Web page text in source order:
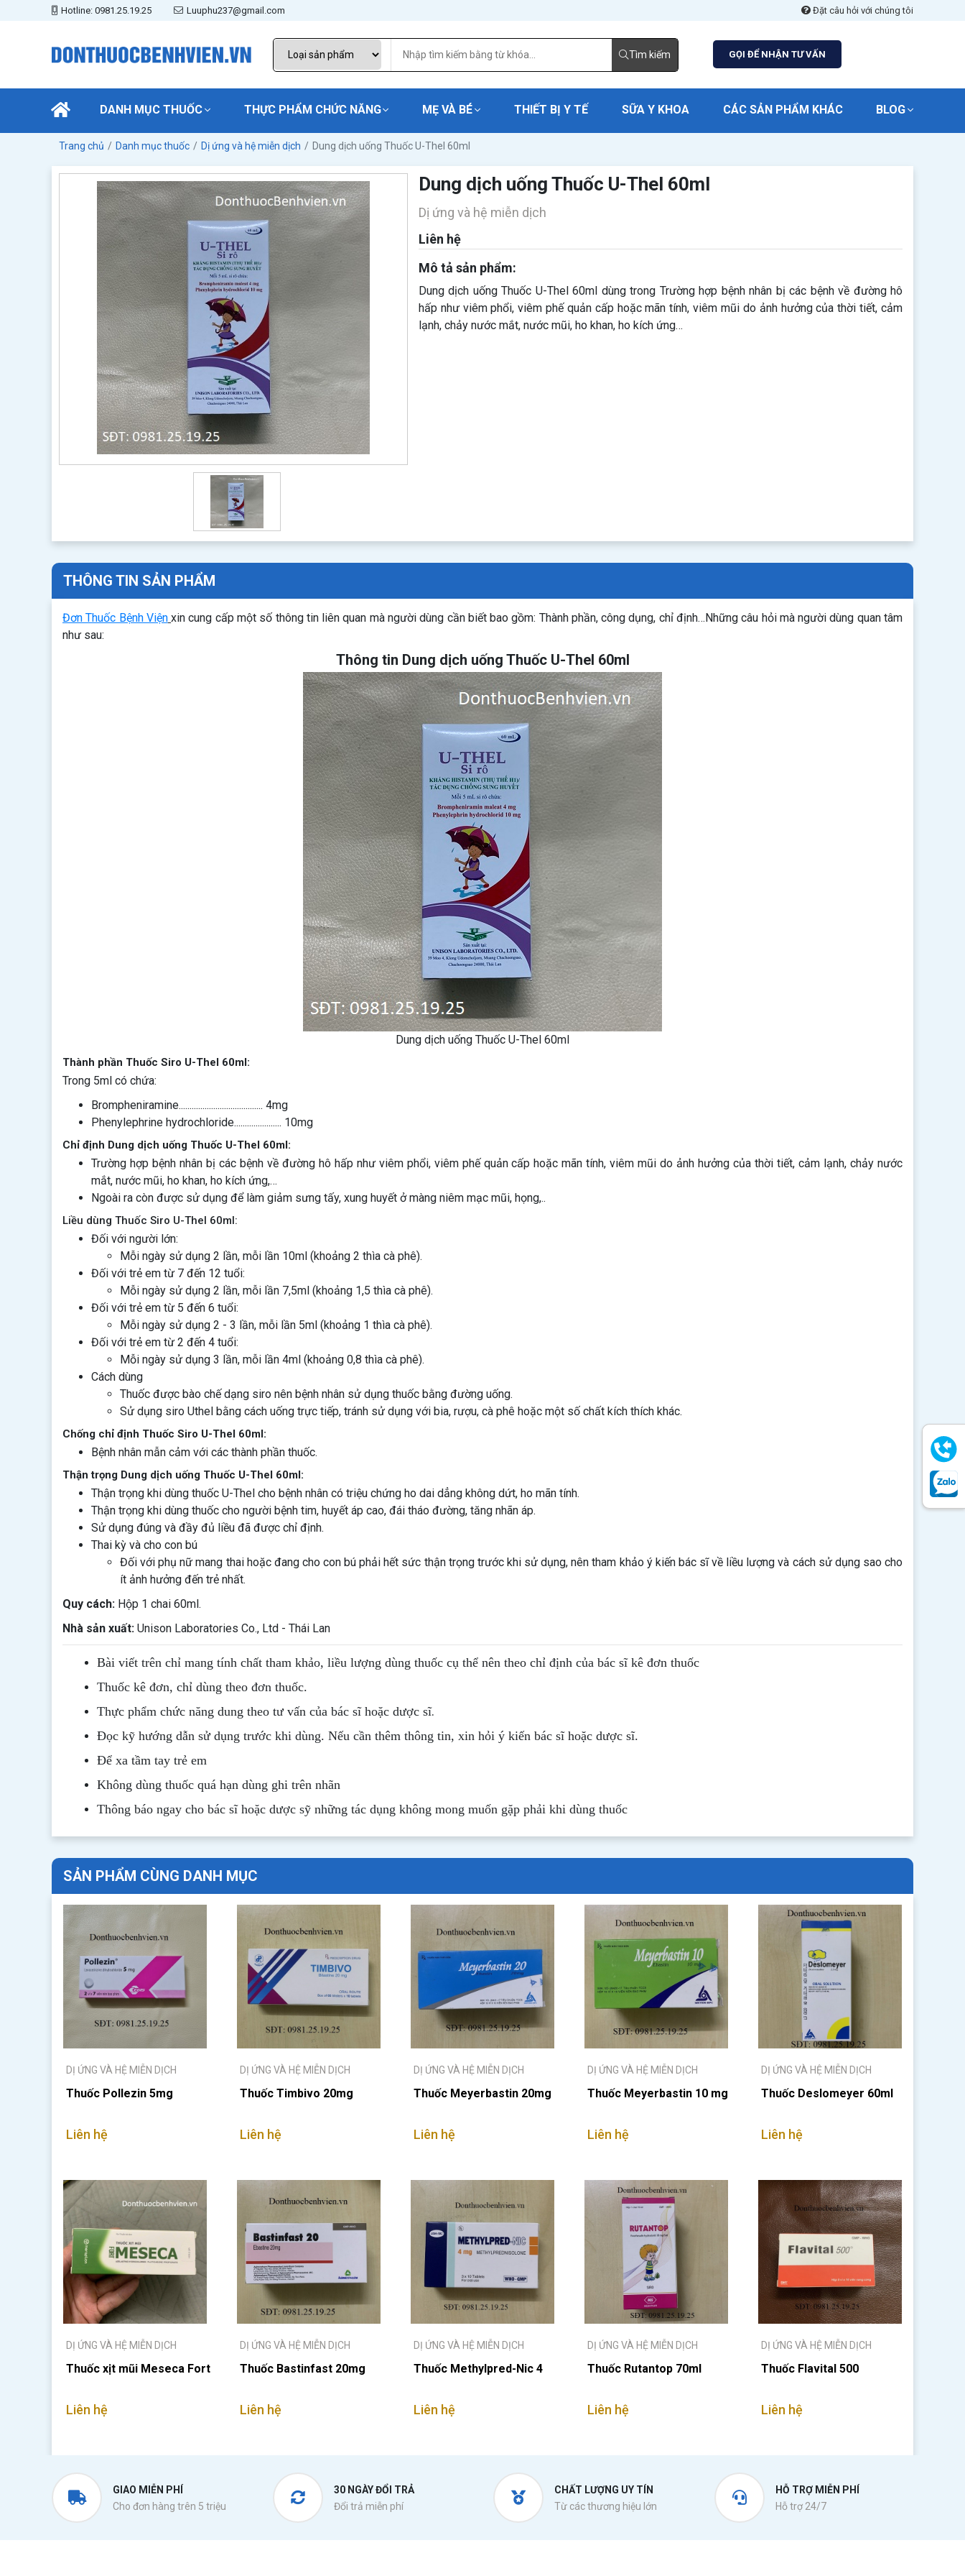
Hotline: 0981.25.19.25 Luuphu237@gmail.com Đặt câu hỏi với chúng tôi
Tìm kiếm GỌI ĐỂ NHẬN TƯ VẤN
DANH MỤC THUỐC THỰC PHẨM CHỨC NĂNG MẸ VÀ BÉ THIẾT BỊ Y TẾ SỮA Y KHOA CÁC SẢN PHẨM KHÁC BLOG
Trang chủ Danh mục thuốc Dị ứng và hệ miễn dịch Dung dịch uống Thuốc U-Thel 60ml
Dung dịch uống Thuốc U-Thel 60ml
Dị ứng và hệ miễn dịch
Liên hệ
Mô tả sản phẩm:
Dung dịch uống Thuốc U-Thel 60ml dùng trong Trường hợp bệnh nhân bị các bệnh về đường hô
hấp như viêm phổi, viêm phế quản cấp hoặc mãn tính, viêm mũi do ảnh hưởng của thời tiết, cảm
lạnh, chảy nước mắt, nước mũi, ho khan, ho kích ứng…
THÔNG TIN SẢN PHẨM
Đơn Thuốc Bệnh Viện xin cung cấp một số thông tin liên quan mà người dùng cần biết bao gồm: Thành phần, công dụng, chỉ định…Những câu hỏi mà người dùng quan tâm
như sau:
Thông tin Dung dịch uống Thuốc U-Thel 60ml
Dung dịch uống Thuốc U-Thel 60ml
Thành phần Thuốc Siro U-Thel 60ml:
Trong 5ml có chứa:
Brompheniramine....................................... 4mg
Phenylephrine hydrochloride...................... 10mg
Chỉ định Dung dịch uống Thuốc U-Thel 60ml:
Trường hợp bệnh nhân bị các bệnh về đường hô hấp như viêm phổi, viêm phế quản cấp hoặc mãn tính, viêm mũi do ảnh hưởng của thời tiết, cảm lạnh, chảy nước
mắt, nước mũi, ho khan, ho kích ứng,…
Ngoài ra còn được sử dụng để làm giảm sưng tấy, xung huyết ở màng niêm mạc mũi, họng,..
Liều dùng Thuốc Siro U-Thel 60ml:
Đối với người lớn:
Mỗi ngày sử dụng 2 lần, mỗi lần 10ml (khoảng 2 thìa cà phê).
Đối với trẻ em từ 7 đến 12 tuổi:
Mỗi ngày sử dụng 2 lần, mỗi lần 7,5ml (khoảng 1,5 thìa cà phê).
Đối với trẻ em từ 5 đến 6 tuổi:
Mỗi ngày sử dụng 2 - 3 lần, mỗi lần 5ml (khoảng 1 thìa cà phê).
Đối với trẻ em từ 2 đến 4 tuổi:
Mỗi ngày sử dụng 3 lần, mỗi lần 4ml (khoảng 0,8 thìa cà phê).
Cách dùng
Thuốc được bào chế dạng siro nên bệnh nhân sử dụng thuốc bằng đường uống.
Sử dụng siro Uthel bằng cách uống trực tiếp, tránh sử dụng với bia, rượu, cà phê hoặc một số chất kích thích khác.
Chống chỉ định Thuốc Siro U-Thel 60ml:
Bệnh nhân mẫn cảm với các thành phần thuốc.
Thận trọng Dung dịch uống Thuốc U-Thel 60ml:
Thận trọng khi dùng thuốc U-Thel cho bệnh nhân có triệu chứng ho dai dẳng không dứt, ho mãn tính.
Thận trọng khi dùng thuốc cho người bệnh tim, huyết áp cao, đái tháo đường, tăng nhãn áp.
Sử dụng đúng và đầy đủ liều đã được chỉ định.
Thai kỳ và cho con bú
Đối với phụ nữ mang thai hoặc đang cho con bú phải hết sức thận trọng trước khi sử dụng, nên tham khảo ý kiến bác sĩ về liều lượng và cách sử dụng sao cho
ít ảnh hưởng đến trẻ nhất.
Quy cách: Hộp 1 chai 60ml.
Nhà sản xuất: Unison Laboratories Co., Ltd - Thái Lan
Bài viết trên chỉ mang tính chất tham khảo, liều lượng dùng thuốc cụ thể nên theo chỉ định của bác sĩ kê đơn thuốc
Thuốc kê đơn, chỉ dùng theo đơn thuốc.
Thực phẩm chức năng dung theo tư vấn của bác sĩ hoặc dược sĩ.
Đọc kỹ hướng dẫn sử dụng trước khi dùng. Nếu cần thêm thông tin, xin hỏi ý kiến bác sĩ hoặc dược sĩ.
Để xa tầm tay trẻ em
Không dùng thuốc quá hạn dùng ghi trên nhãn
Thông báo ngay cho bác sĩ hoặc dược sỹ những tác dụng không mong muốn gặp phải khi dùng thuốc
SẢN PHẨM CÙNG DANH MỤC
DỊ ỨNG VÀ HỆ MIỄN DỊCH
Thuốc Pollezin 5mg
Liên hệ
DỊ ỨNG VÀ HỆ MIỄN DỊCH
Thuốc Timbivo 20mg
Liên hệ
DỊ ỨNG VÀ HỆ MIỄN DỊCH
Thuốc Meyerbastin 20mg
Liên hệ
DỊ ỨNG VÀ HỆ MIỄN DỊCH
Thuốc Meyerbastin 10 mg
Liên hệ
DỊ ỨNG VÀ HỆ MIỄN DỊCH
Thuốc Deslomeyer 60ml
Liên hệ
DỊ ỨNG VÀ HỆ MIỄN DỊCH
Thuốc xịt mũi Meseca Fort
Liên hệ
DỊ ỨNG VÀ HỆ MIỄN DỊCH
Thuốc Bastinfast 20mg
Liên hệ
DỊ ỨNG VÀ HỆ MIỄN DỊCH
Thuốc Methylpred-Nic 4
Liên hệ
DỊ ỨNG VÀ HỆ MIỄN DỊCH
Thuốc Rutantop 70ml
Liên hệ
DỊ ỨNG VÀ HỆ MIỄN DỊCH
Thuốc Flavital 500
Liên hệ
GIAO MIỄN PHÍ
Cho đơn hàng trên 5 triệu
30 NGÀY ĐỔI TRẢ
Đổi trả miễn phí
CHẤT LƯỢNG UY TÍN
Từ các thương hiệu lớn
HỖ TRỢ MIỄN PHÍ
Hỗ trợ 24/7